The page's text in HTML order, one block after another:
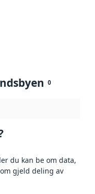
0
du kan be om data,
gjeld deling av